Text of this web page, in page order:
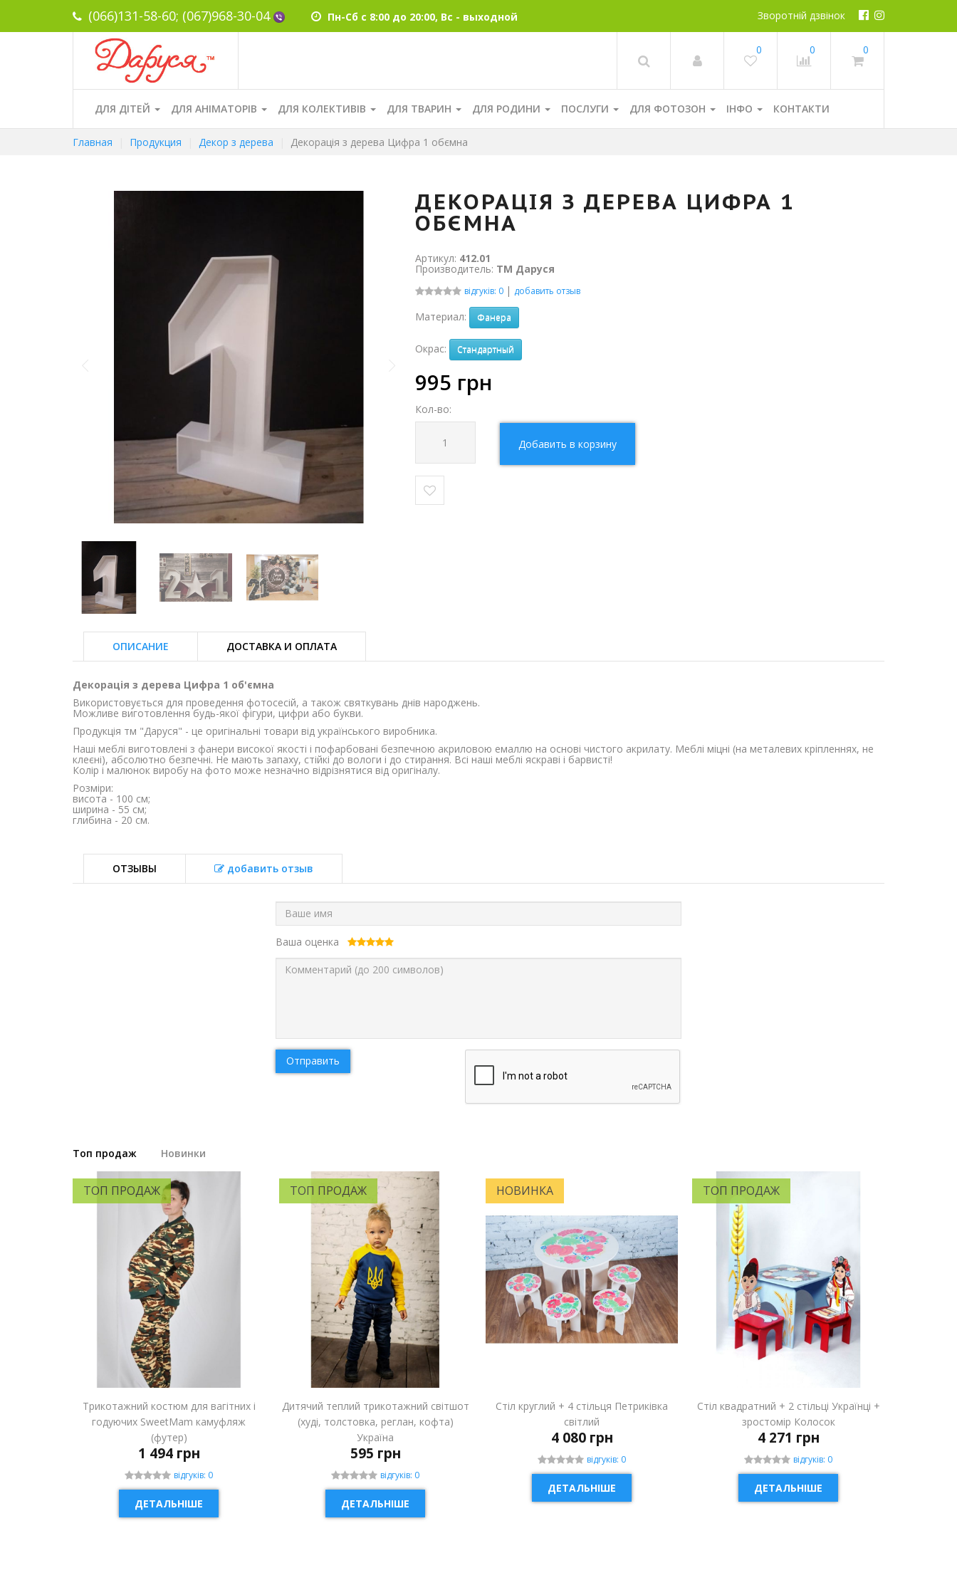
(066)131-58-60; (067)968-30-04 Пн-Сб с 8:00 до 20:00, Вс - выходной Зворотній дзвінок
0
0
0
ДЛЯ ДІТЕЙ ДЛЯ АНІМАТОРІВ ДЛЯ КОЛЕКТИВІВ ДЛЯ ТВАРИН ДЛЯ РОДИНИ ПОСЛУГИ ДЛЯ ФОТОЗОН ІНФО КОНТАКТИ
Главная Продукция Декор з дерева Декорація з дерева Цифра 1 обємна
ДЕКОРАЦІЯ З ДЕРЕВА ЦИФРА 1
ОБЄМНА
Артикул: 412.01
Производитель: ТМ Даруся
відгуків: 0 | добавить отзыв
Материал: Фанера
Окрас: Стандартный
995 грн
Кол-во:
Добавить в корзину
ОПИСАНИЕ ДОСТАВКА И ОПЛАТА
Декорація з дерева Цифра 1 об'ємна
Використовується для проведення фотосесій, а також святкувань днів народжень.
Можливе виготовлення будь-якої фігури, цифри або букви.
Продукція тм "Даруся" - це оригінальні товари від українського виробника.
Наші меблі виготовлені з фанери високої якості і пофарбовані безпечною акриловою емаллю на основі чистого акрилату. Меблі міцні (на металевих кріпленнях, не
клеєні), абсолютно безпечні. Не мають запаху, стійкі до вологи і до стирання. Всі наші меблі яскраві і барвисті!
Колір і малюнок виробу на фото може незначно відрізнятися від оригіналу.
Розміри:
висота - 100 см;
ширина - 55 см;
глибина - 20 см.
ОТЗЫВЫ добавить отзыв
Ваша оценка
Отправить
Топ продаж Новинки
ТОП ПРОДАЖ
Трикотажний костюм для вагітних і
годуючих SweetMam камуфляж
(футер)
1 494 грн
відгуків: 0
ДЕТАЛЬНІШЕ
ТОП ПРОДАЖ
Дитячий теплий трикотажний світшот
(худі, толстовка, реглан, кофта)
Україна
595 грн
відгуків: 0
ДЕТАЛЬНІШЕ
НОВИНКА
Стіл круглий + 4 стільця Петриківка
світлий
4 080 грн
відгуків: 0
ДЕТАЛЬНІШЕ
ТОП ПРОДАЖ
Стіл квадратний + 2 стільці Українці +
зростомір Колосок
4 271 грн
відгуків: 0
ДЕТАЛЬНІШЕ